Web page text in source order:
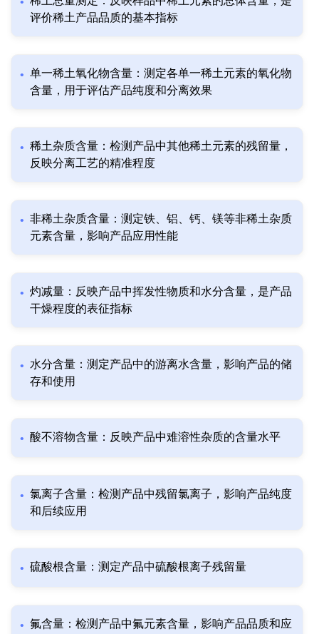
评价稀土产品品质的基本指标
单一稀土氧化物含量：测定各单一稀土元素的氧化物
含量，用于评估产品纯度和分离效果
稀土杂质含量：检测产品中其他稀土元素的残留量，
反映分离工艺的精准程度
非稀土杂质含量：测定铁、铝、钙、镁等非稀土杂质
元素含量，影响产品应用性能
灼减量：反映产品中挥发性物质和水分含量，是产品
干燥程度的表征指标
水分含量：测定产品中的游离水含量，影响产品的储
存和使用
酸不溶物含量：反映产品中难溶性杂质的含量水平
氯离子含量：检测产品中残留氯离子，影响产品纯度
和后续应用
硫酸根含量：测定产品中硫酸根离子残留量
氟含量：检测产品中氟元素含量，影响产品品质和应